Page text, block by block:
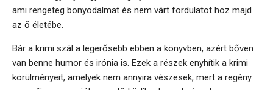
ami rengeteg bonyodalmat és nem várt fordulatot hoz majd
az ő életébe.
Bár a krimi szál a legerősebb ebben a könyvben, azért bőven
van benne humor és irónia is. Ezek a részek enyhítik a krimi
körülményeit, amelyek nem annyira vészesek, mert a regény